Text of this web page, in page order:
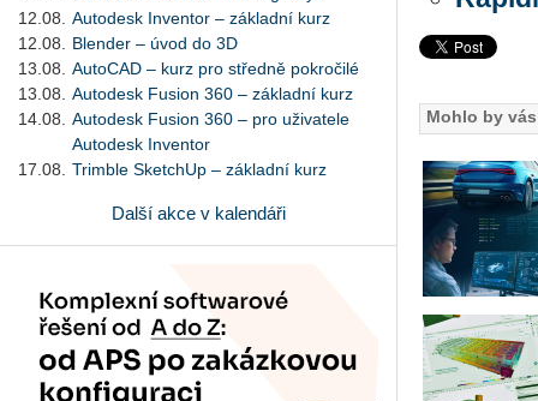
12.08.
Autodesk Inventor – základní kurz
12.08.
Blender – úvod do 3D
13.08.
AutoCAD – kurz pro středně pokročilé
13.08.
Autodesk Fusion 360 – základní kurz
14.08.
Autodesk Fusion 360 – pro uživatele
Autodesk Inventor
17.08.
Trimble SketchUp – základní kurz
Další akce v kalendáři
Mohlo by